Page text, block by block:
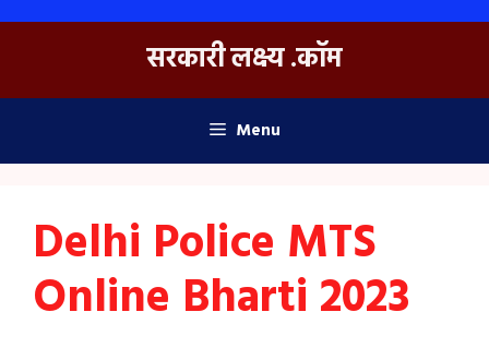
Skip
सरकारी लक्ष्य .कॉम
Menu
Delhi Police MTS
Online Bharti 2023